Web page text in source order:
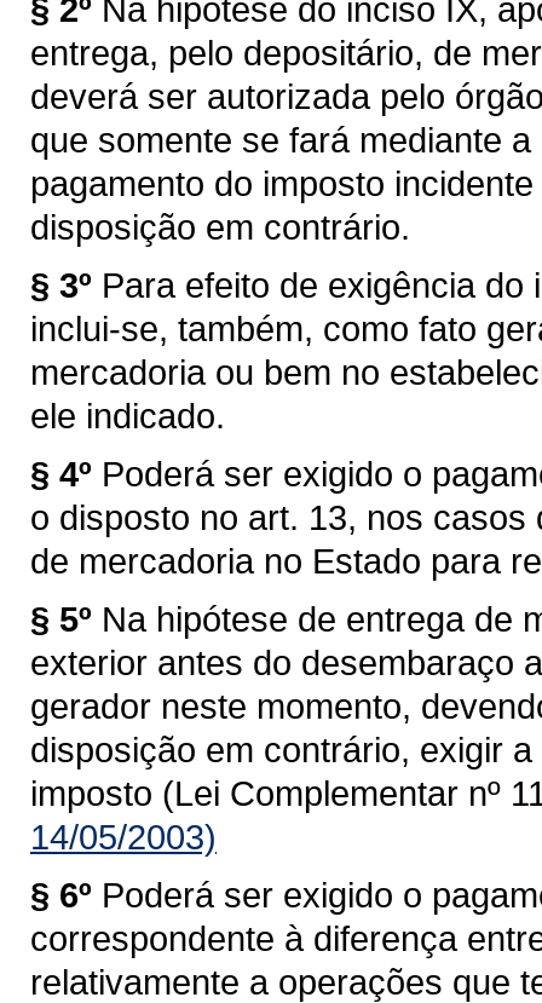
§ 2º Na hipótese do inciso IX,
entrega, pelo depositário, de
deverá ser autorizada pelo
que somente se fará mediante
pagamento do imposto
disposição em contrário.
§ 3º Para efeito de exigência
inclui-se, também, como fato
mercadoria ou bem no
ele indicado.
§ 4º Poderá ser exigido o
o disposto no art. 13, nos
de mercadoria no Estado para
§ 5º Na hipótese de entrega de
exterior antes do desembaraço
gerador neste momento,
disposição em contrário, exigir
imposto (Lei Complementar nº
14/05/2003)
§ 6º Poderá ser exigido o
correspondente à diferença
relativamente a operações que